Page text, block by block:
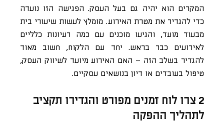
המקרים הוא יהיה גם בעל העסק. הפגישה הזו נועדה
כדי להגדיר את מטרת האירוע. מומלץ לעשות שיעורי בית
מבעוד מועד, והגיעו מוכנים עם כמה רעיונות כלליים
לאירועים כבר בראש. יחד עם הלקוח, חשוב מאוד
להגדיר בשלב הזה – האם האירוע מיועד לשיווק העסק,
טיפול בעובדים או דיון בנושאים עסקיים.
2 צרו לוח זמנים מפורט והגדירו תקציב
לתהליך ההפקה